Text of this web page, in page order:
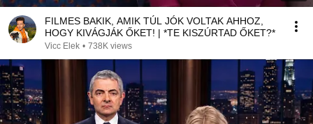
FILMES BAKIK, AMIK TÚL JÓK VOLTAK AHHOZ,
HOGY KIVÁGJÁK ŐKET! | *TE KISZÚRTAD ŐKET?*
Vicc Elek • 738K views